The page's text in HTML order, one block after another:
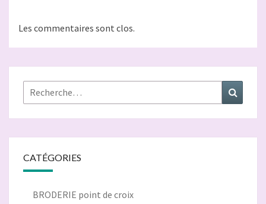
Les commentaires sont clos.
Rechercher :
CATÉGORIES
BRODERIE point de croix